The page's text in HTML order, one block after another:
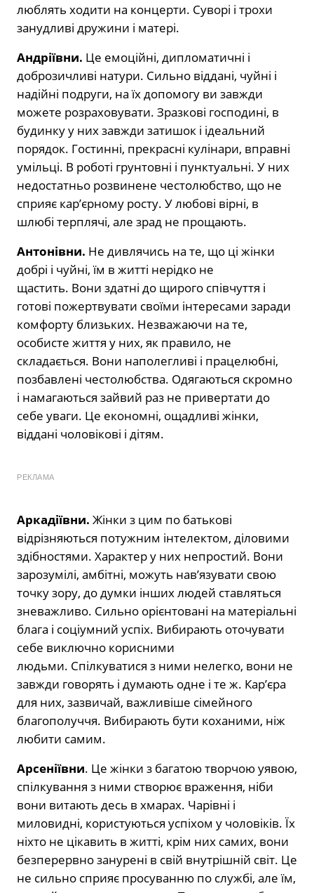
люблять ходити на концерти. Суворі і трохи
занудливі дружини і матері.
Андріївни. Це емоційні, дипломатичні і
доброзичливі натури. Сильно віддані, чуйні і
надійні подруги, на їх допомогу ви завжди
можете розраховувати. Зразкові господині, в
будинку у них завжди затишок і ідеальний
порядок. Гостинні, прекрасні кулінари, вправні
умільці. В роботі грунтовні і пунктуальні. У них
недостатньо розвинене честолюбство, що не
сприяє кар’єрному росту. У любові вірні, в
шлюбі терплячі, але зрад не прощають.
Антонівни. Не дивлячись на те, що ці жінки
добрі і чуйні, їм в житті нерідко не
щастить. Вони здатні до щирого співчуття і
готові пожертвувати своїми інтересами заради
комфорту близьких. Незважаючи на те,
особисте життя у них, як правило, не
складається. Вони наполегливі і працелюбні,
позбавлені честолюбства. Одягаються скромно
і намагаються зайвий раз не привертати до
себе уваги. Це економні, ощадливі жінки,
віддані чоловікові і дітям.
РЕКЛАМА
Аркадіївни. Жінки з цим по батькові
відрізняються потужним інтелектом, діловими
здібностями. Характер у них непростий. Вони
зарозумілі, амбітні, можуть нав’язувати свою
точку зору, до думки інших людей ставляться
зневажливо. Сильно орієнтовані на матеріальні
блага і соціумний успіх. Вибирають оточувати
себе виключно корисними
людьми. Спілкуватися з ними нелегко, вони не
завжди говорять і думають одне і те ж. Кар’єра
для них, зазвичай, важливіше сімейного
благополуччя. Вибирають бути коханими, ніж
любити самим.
Арсеніївни. Це жінки з багатою творчою уявою,
спілкування з ними створює враження, ніби
вони витають десь в хмарах. Чарівні і
миловидні, користуються успіхом у чоловіків. Їх
ніхто не цікавить в житті, крім них самих, вони
безперервно занурені в свій внутрішній світ. Це
не сильно сприяє просуванню по службі, але їм,